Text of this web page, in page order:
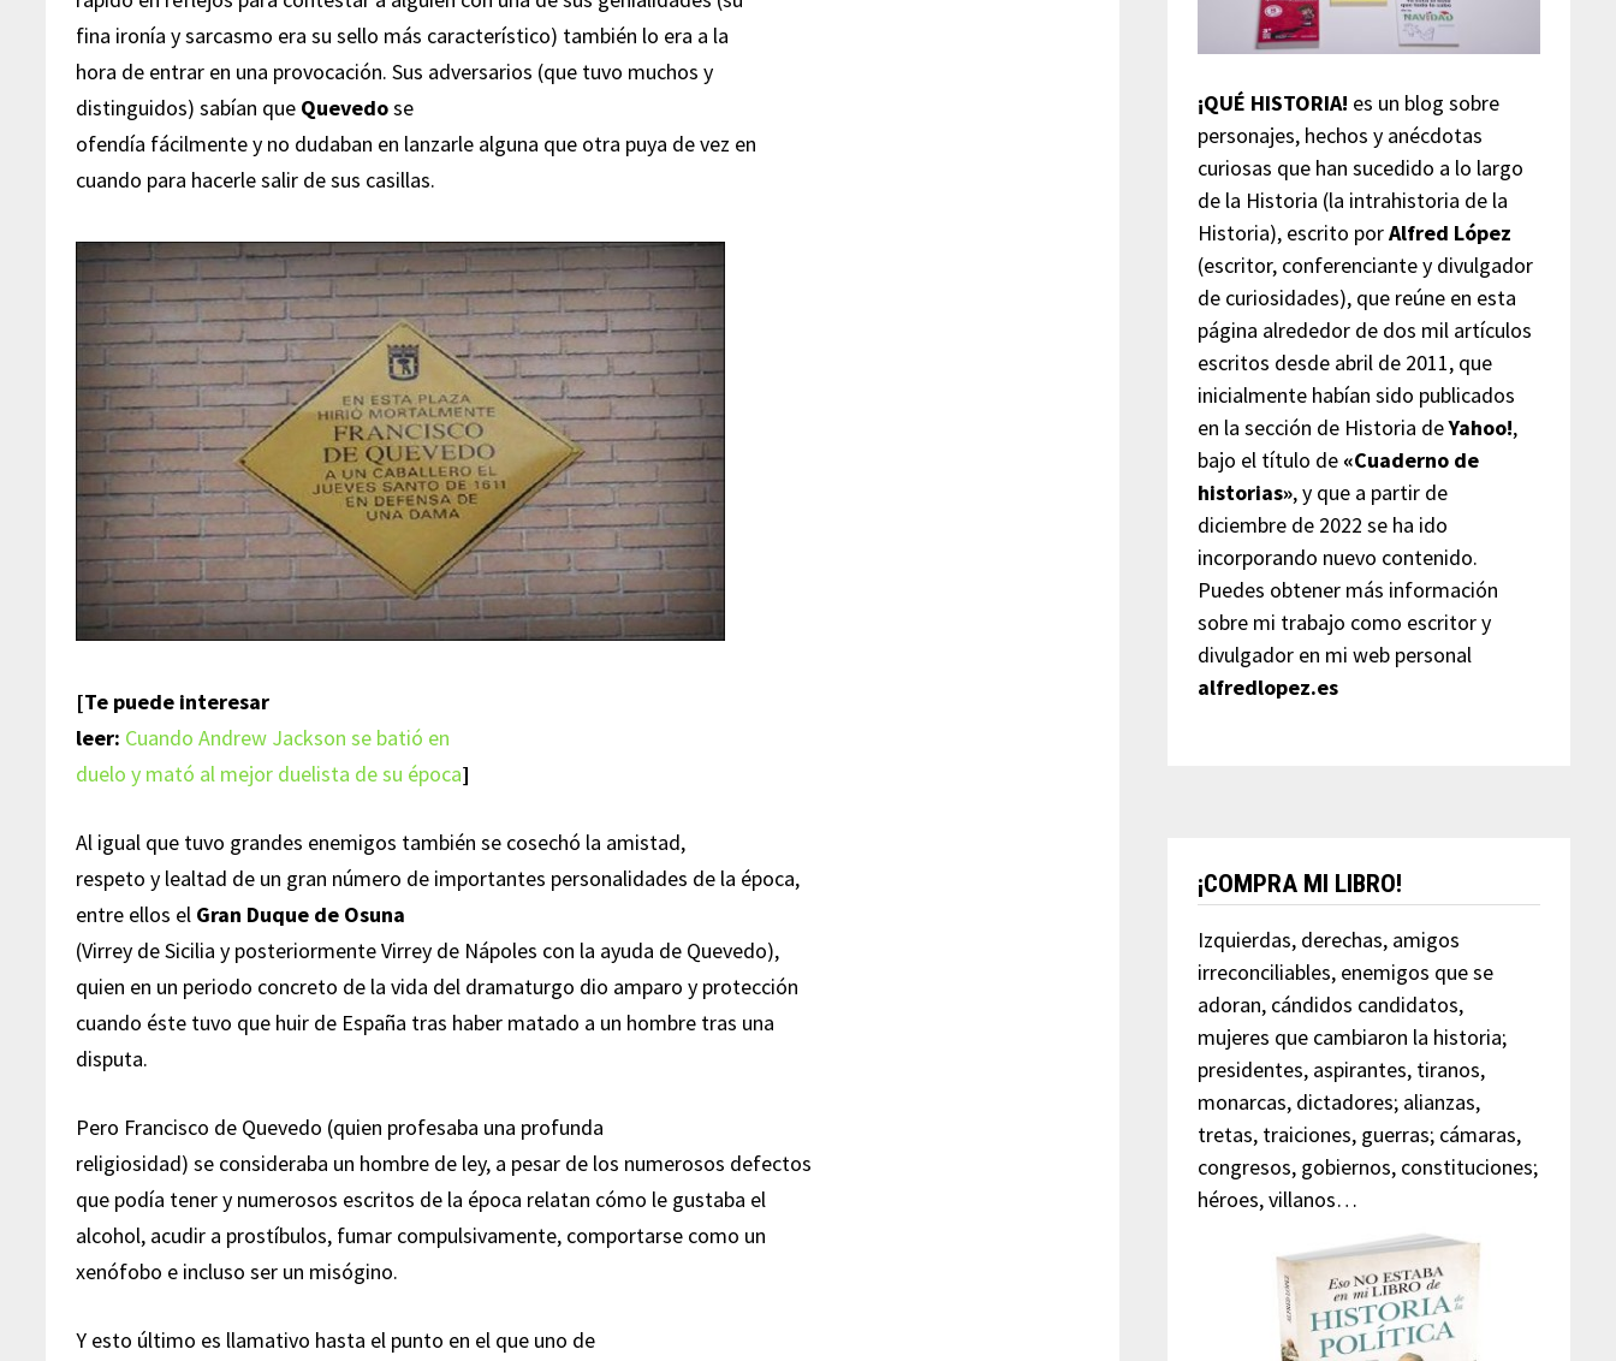
fina ironía y sarcasmo era su sello más característico) también lo era a la
hora de entrar en una provocación. Sus adversarios (que tuvo muchos y
distinguidos) sabían que Quevedose
ofendía fácilmente y no dudaban en lanzarle alguna que otra puya de vez en
cuando para hacerle salir de sus casillas.
[Te puede interesar
leer: Cuando Andrew Jackson se batió en
duelo y mató al mejor duelista de su época]
Al igual que tuvo grandes enemigos también se cosechó la amistad,
respeto y lealtad de un gran número de importantes personalidades de la época,
entre ellos el Gran Duque de Osuna
(Virrey de Sicilia y posteriormente Virrey de Nápoles con la ayuda de Quevedo),
quien en un periodo concreto de la vida del dramaturgo dio amparo y protección
cuando éste tuvo que huir de España tras haber matado a un hombre tras una
disputa.
Pero Francisco de Quevedo (quien profesaba una profunda
religiosidad) se consideraba un hombre de ley, a pesar de los numerosos defectos
que podía tener y numerosos escritos de la época relatan cómo le gustaba el
alcohol, acudir a prostíbulos, fumar compulsivamente, comportarse como un
xenófobo e incluso ser un misógino.
Y esto último es llamativo hasta el punto en el que uno de
¡QUÉ HISTORIA! es un blog sobre
personajes, hechos y anécdotas
curiosas que han sucedido a lo largo
de la Historia (la intrahistoria de la
Historia), escrito porAlfred López
(escritor, conferenciante y divulgador
de curiosidades), que reúne en esta
página alrededor de dos mil artículos
escritos desde abril de 2011, que
inicialmente habían sido publicados
en la sección de Historia deYahoo!,
bajo el título de «Cuaderno de
historias», y que a partir de
diciembre de 2022 se ha ido
incorporando nuevo contenido.
Puedes obtener más información
sobre mi trabajo como escritor y
divulgador en mi web personal
alfredlopez.es
¡COMPRA MI LIBRO!
Izquierdas, derechas, amigos
irreconciliables, enemigos que se
adoran, cándidos candidatos,
mujeres que cambiaron la historia;
presidentes, aspirantes, tiranos,
monarcas, dictadores; alianzas,
tretas, traiciones, guerras; cámaras,
congresos, gobiernos, constituciones;
héroes, villanos…